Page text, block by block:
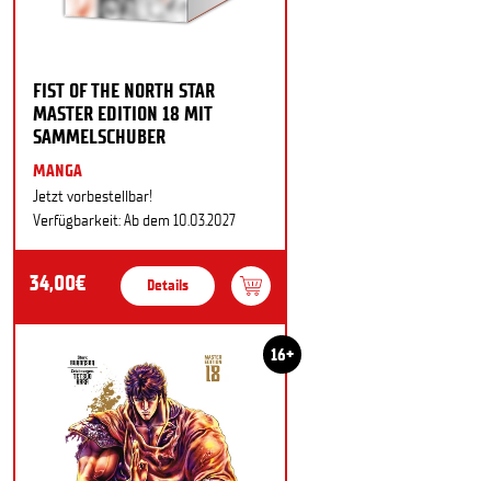
FIST OF THE NORTH STAR
MASTER EDITION 18 MIT
SAMMELSCHUBER
MANGA
Jetzt vorbestellbar!
Verfügbarkeit: Ab dem 10.03.2027
34,00€ Details
16+